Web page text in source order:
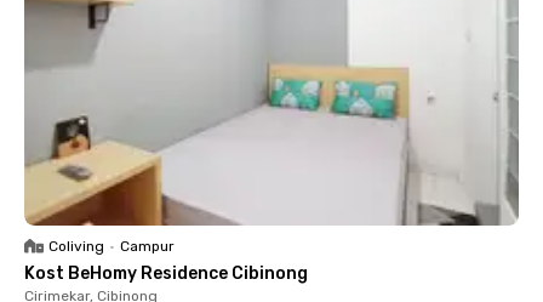
Coliving • Campur
Kost BeHomy Residence Cibinong
Cirimekar, Cibinong